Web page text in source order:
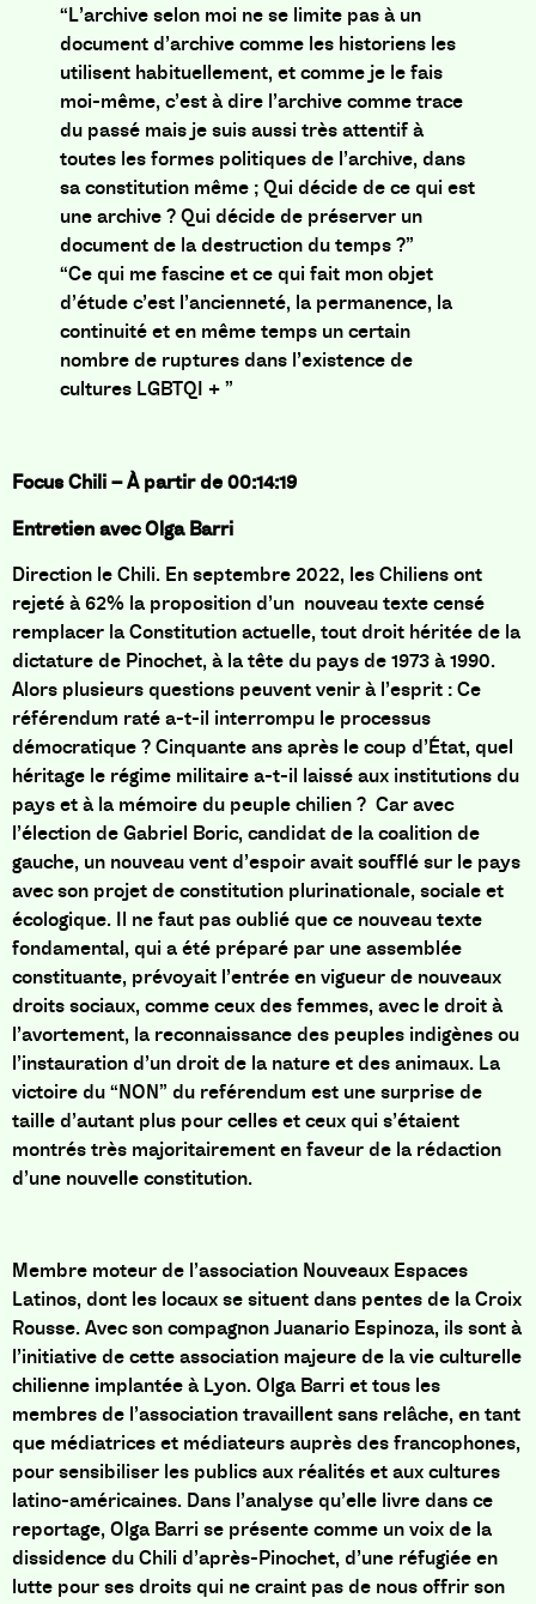
“L’archive selon moi ne se limite pas à un
document d’archive comme les historiens les
utilisent habituellement, et comme je le fais
moi-même, c’est à dire l’archive comme trace
du passé mais je suis aussi très attentif à
toutes les formes politiques de l’archive, dans
sa constitution même ; Qui décide de ce qui est
une archive ? Qui décide de préserver un
document de la destruction du temps ?”
“Ce qui me fascine et ce qui fait mon objet
d’étude c’est l’ancienneté, la permanence, la
continuité et en même temps un certain
nombre de ruptures dans l’existence de
cultures LGBTQI + ”
Focus Chili –À partir de 00:14:19
Entretien avec Olga Barri
Direction le Chili. En septembre 2022, les Chiliens ont
rejeté à 62% la proposition d’un nouveau texte censé
remplacer la Constitution actuelle, tout droit héritée de la
dictature de Pinochet, à la tête du pays de 1973 à 1990.
Alors plusieurs questions peuvent venir à l’esprit : Ce
référendum raté a-t-il interrompu le processus
démocratique ? Cinquante ans après le coup d’État, quel
héritage le régime militaire a-t-il laissé aux institutions du
pays et à la mémoire du peuple chilien ? Car avec
l’élection de Gabriel Boric, candidat de la coalition de
gauche, un nouveau vent d’espoir avait soufflé sur le pays
avec son projet de constitution plurinationale, sociale et
écologique. Il ne faut pas oublié que ce nouveau texte
fondamental, qui a été préparé par une assemblée
constituante, prévoyait l’entrée en vigueur de nouveaux
droits sociaux, comme ceux des femmes, avecle droit à
l’avortement, la reconnaissance des peuples indigènes ou
l’instauration d’un droit de la nature et des animaux. La
victoire du “NON” du reférendum est une surprise de
taille d’autant plus pour celles et ceux qui s’étaient
montrés très majoritairement en faveur de la rédaction
d’une nouvelle constitution.
Membre moteur de l’association Nouveaux Espaces
Latinos, dont les locaux se situent dans pentes de la Croix
Rousse. Avec son compagnon Juanario Espinoza, ils sont à
l’initiative de cette association majeure de la vie culturelle
chilienne implantée à Lyon. Olga Barri et tous les
membres de l’associationtravaillent sans relâche, en tant
que médiatrices et médiateurs auprès des francophones,
pour sensibiliser les publics aux réalités et aux cultures
latino-américaines. Dans l’analyse qu’elle livre dans ce
reportage, Olga Barri se présente comme un voix de la
dissidence du Chili d’après-Pinochet, d’une réfugiée en
lutte pour ses droits qui ne craint pas de nous offrir son